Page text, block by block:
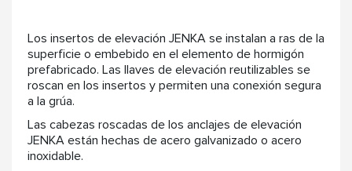
Los insertos de elevación JENKA se instalan a ras de la
superficie o embebido en el elemento de hormigón
prefabricado. Las llaves de elevación reutilizables se
roscan en los insertos y permiten una conexión segura
a la grúa.
Las cabezas roscadas de los anclajes de elevación
JENKA están hechas de acero galvanizado o acero
inoxidable.